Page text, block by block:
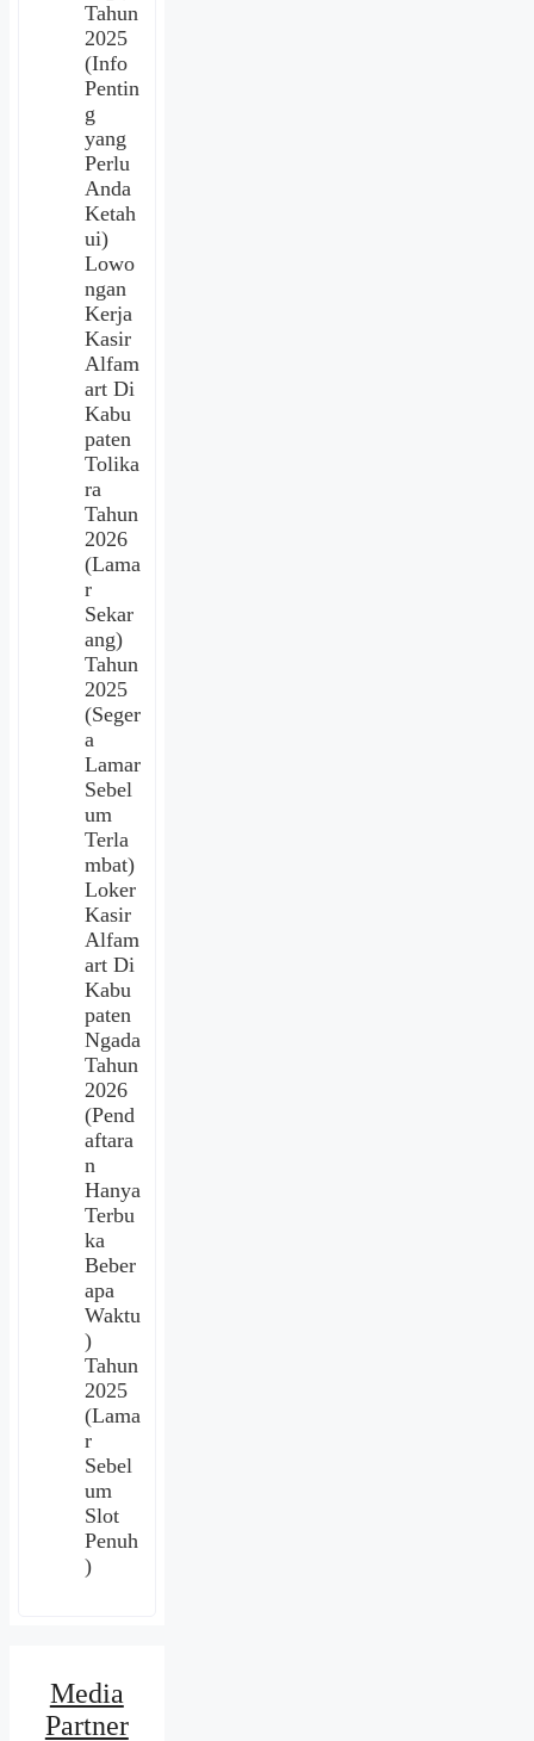
Tahun
2025
(Info
Pentin
g
yang
Perlu
Anda
Ketah
ui)
Lowo
ngan
Kerja
Kasir
Alfam
art Di
Kabu
paten
Tolika
ra
Tahun
2026
(Lama
r
Sekar
ang)
Tahun
2025
(Seger
a
Lamar
Sebel
um
Terla
mbat)
Loker
Kasir
Alfam
art Di
Kabu
paten
Ngada
Tahun
2026
(Pend
aftara
n
Hanya
Terbu
ka
Beber
apa
Waktu
)
Tahun
2025
(Lama
r
Sebel
um
Slot
Penuh
)
Media
Partner